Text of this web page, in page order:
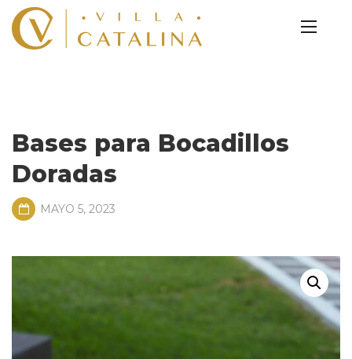
Bases para Bocadillos
Doradas
MAYO 5, 2023